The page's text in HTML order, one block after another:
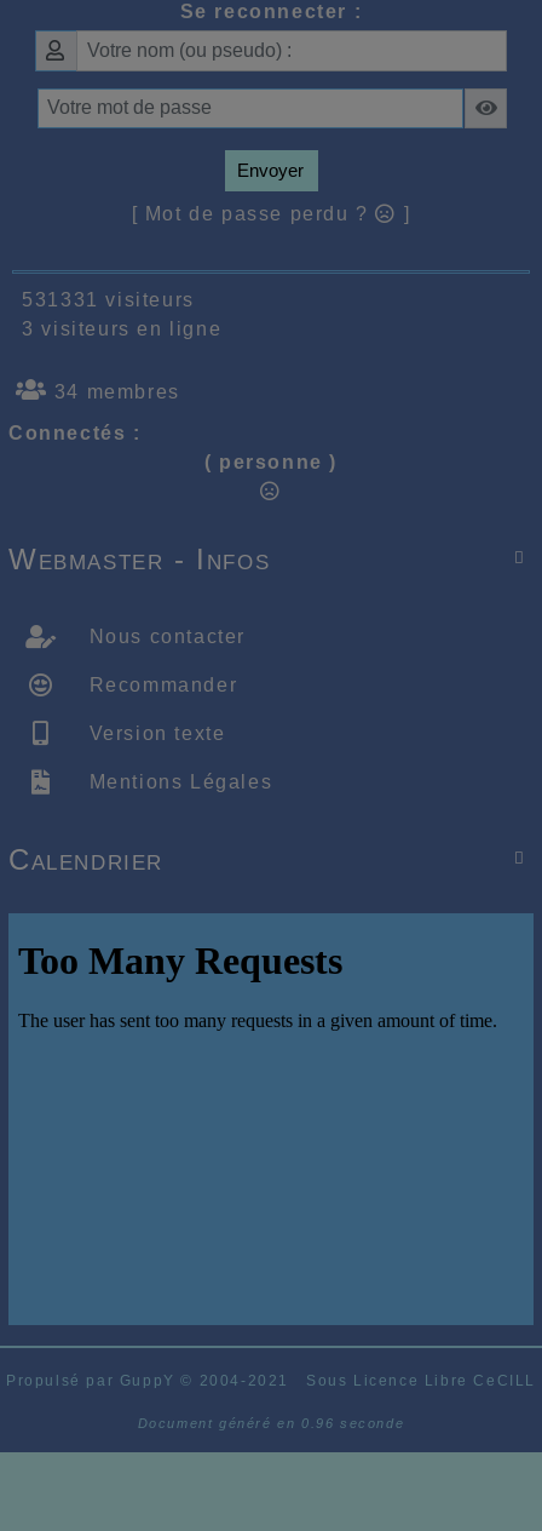
Se reconnecter :
Envoyer
[ Mot de passe perdu ? ]
531331 visiteurs
3 visiteurs en ligne
34 membres
Connectés :
( personne )

Webmaster - Infos
Nous contacter
Recommander
Version texte
Mentions Légales

Calendrier
Propulsé par GuppY© 2004-2021 Sous Licence Libre CeCILL
Document généré en 0.96 seconde